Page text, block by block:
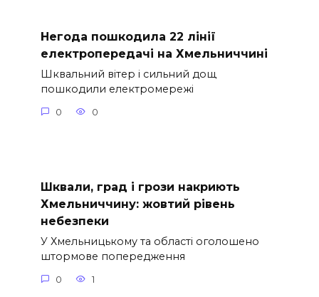
Негода пошкодила 22 лінії
електропередачі на Хмельниччині
Шквальний вітер і сильний дощ
пошкодили електромережі
0 0
Шквали, град і грози накриють
Хмельниччину: жовтий рівень
небезпеки
У Хмельницькому та області оголошено
штормове попередження
0 1